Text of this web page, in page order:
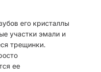
его кристаллы
участки эмали и
трещинки.
ее